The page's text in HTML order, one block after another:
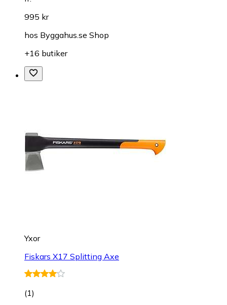
995 kr
hos Byggahus.se Shop
+16 butiker
Yxor
Fiskars X17 Splitting Axe
(1)